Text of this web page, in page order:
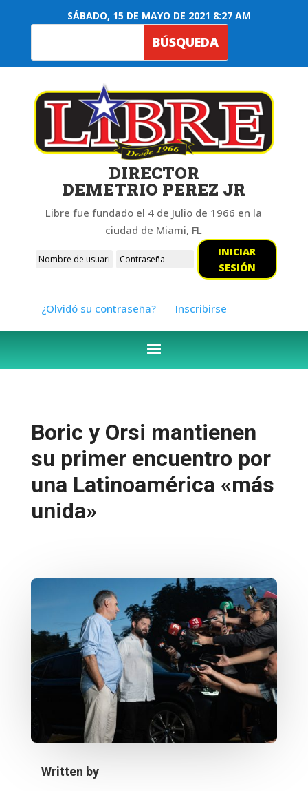
SÁBADO, 15 DE MAYO DE 2021 8:27 AM
DIRECTOR
DEMETRIO PEREZ JR
Libre fue fundado el 4 de Julio de 1966 en la
ciudad de Miami, FL
INICIAR
SESIÓN
¿Olvidó su contraseña? Inscribirse
Boric y Orsi mantienen
su primer encuentro por
una Latinoamérica «más
unida»
Written by